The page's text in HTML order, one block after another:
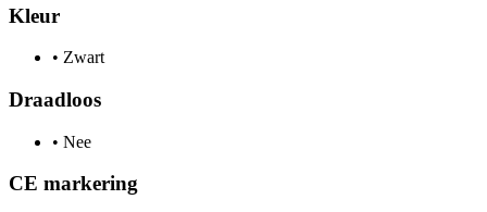
Kleur
• Zwart
Draadloos
• Nee
CE markering